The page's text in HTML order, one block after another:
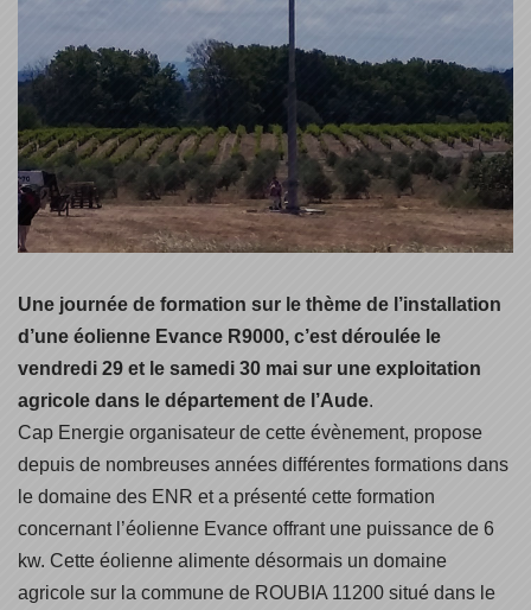
Une journée de formation sur le thème de l’installation
d’une éolienne Evance R9000, c’est déroulée le
vendredi 29 et le samedi 30 mai sur une exploitation
agricole dans le département de l’Aude.
Cap Energie organisateur de cette évènement, propose
depuis de nombreuses années différentes formations dans
le domaine des ENR et a présenté cette formation
concernant l’éolienne Evance offrant une puissance de 6
kw. Cette éolienne alimente désormais un domaine
agricole sur la commune de ROUBIA 11200 situé dans le